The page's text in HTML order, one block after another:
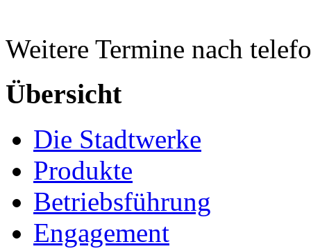
Weitere Termine nach
Übersicht
Die Stadtwerke
Produkte
Betriebsführung
Engagement